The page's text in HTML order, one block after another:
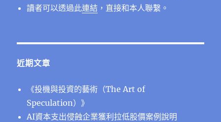
讀者可以透過此連結 ，直接和本人聯繫。
近期文章
《投機與投資的藝術（The Art of
Speculation）》
AI資本支出侵蝕企業獲利拉低股價案例說明